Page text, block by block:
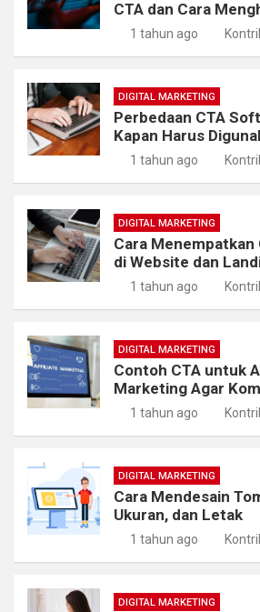
CTA dan Cara
1 tahun ago
DIGITAL MARKETING
Perbedaan CTA
Kapan Harus
1 tahun ago
DIGITAL MARKETING
Cara
di Website dan
1 tahun ago
DIGITAL MARKETING
Contoh CTA untuk
Marketing Agar
1 tahun ago
DIGITAL MARKETING
Cara Mendesain
Ukuran, dan Letak
1 tahun ago
DIGITAL MARKETING